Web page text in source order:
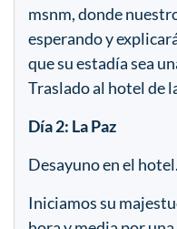
msnm, donde
esperando y
que su estadía sea
Traslado al hotel de
Día 2: La Paz
Desayuno en el hotel.
Iniciamos su